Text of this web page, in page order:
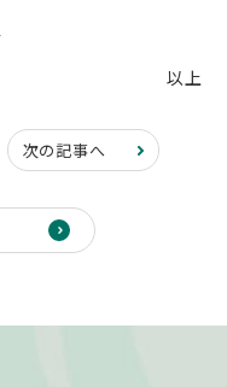
以上
次の記事へ